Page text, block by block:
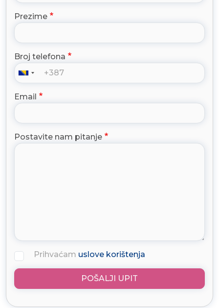
Prezime
Broj telefona
Email
Postavite nam pitanje
Prihvaćam uslove korištenja
POŠALJI UPIT